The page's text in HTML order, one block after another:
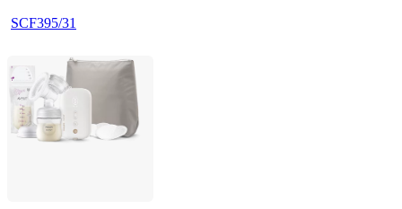
SCF395/31